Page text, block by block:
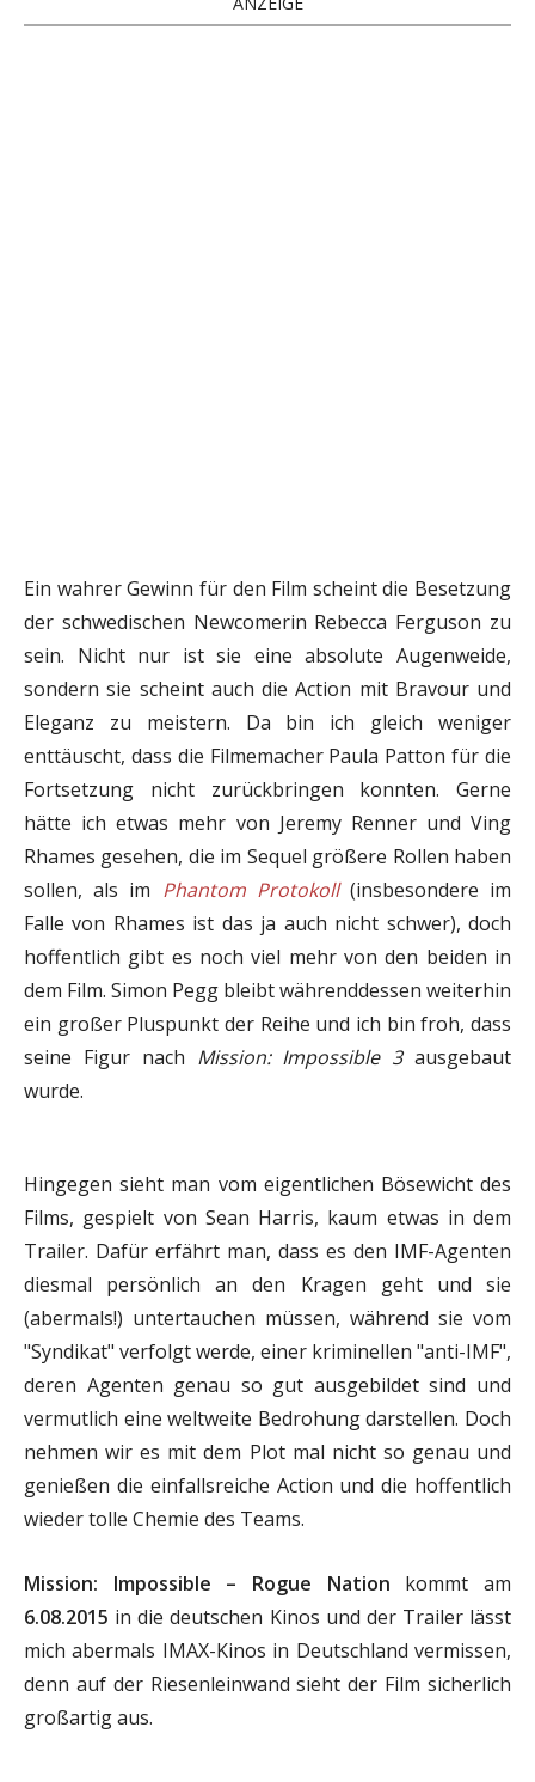
Ein wahrer Gewinn für den Film scheint die Besetzung
der schwedischen Newcomerin Rebecca Ferguson zu
sein. Nicht nur ist sie eine absolute Augenweide,
sondern sie scheint auch die Action mit Bravour und
Eleganz zu meistern. Da bin ich gleich weniger
enttäuscht, dass die Filmemacher Paula Patton für die
Fortsetzung nicht zurückbringen konnten. Gerne
hätte ich etwas mehr von Jeremy Renner und Ving
Rhames gesehen, die im Sequel größere Rollen haben
sollen, als im Phantom Protokoll(insbesondere im
Falle von Rhames ist das ja auch nicht schwer), doch
hoffentlich gibt es noch viel mehr von den beiden in
dem Film. Simon Pegg bleibt währenddessen weiterhin
ein großer Pluspunkt der Reihe und ich bin froh, dass
seine Figur nach Mission: Impossible 3ausgebaut
wurde.
Hingegen sieht man vom eigentlichen Bösewicht des
Films, gespielt von Sean Harris, kaum etwas in dem
Trailer. Dafür erfährt man, dass es den IMF-Agenten
diesmal persönlich an den Kragen geht und sie
(abermals!) untertauchen müssen, während sie vom
"Syndikat" verfolgt werde, einer kriminellen "anti-IMF",
deren Agenten genau so gut ausgebildet sind und
vermutlich eine weltweite Bedrohung darstellen. Doch
nehmen wir es mit dem Plot mal nicht so genau und
genießen die einfallsreiche Action und die hoffentlich
wieder tolle Chemie des Teams.
Mission: Impossible – Rogue Nation kommt am
6.08.2015 in die deutschen Kinos und der Trailer lässt
mich abermals IMAX-Kinos in Deutschland vermissen,
denn auf der Riesenleinwand sieht der Film sicherlich
großartig aus.